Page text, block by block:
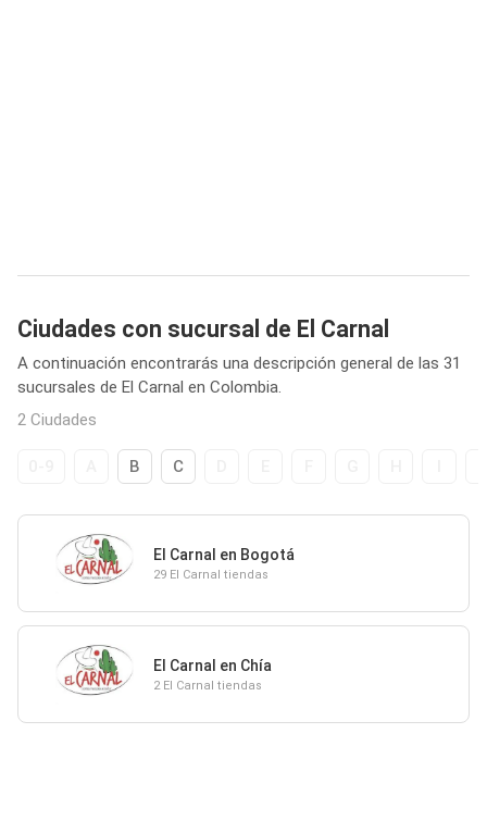
Ciudades con sucursal de El Carnal
A continuación encontrarás una descripción general de las 31
sucursales de El Carnal en Colombia.
2 Ciudades
B C
El Carnal en Bogotá
29 El Carnal tiendas
El Carnal en Chía
2 El Carnal tiendas